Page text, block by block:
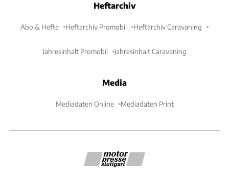
Heftarchiv
Abo & Hefte Heftarchiv Promobil Heftarchiv Caravaning
Jahresinhalt Promobil Jahresinhalt Caravaning
Media
Mediadaten Online Mediadaten Print